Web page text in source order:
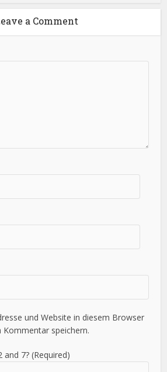
a Comment
und Website in diesem Browser
speichern.
7? (Required)